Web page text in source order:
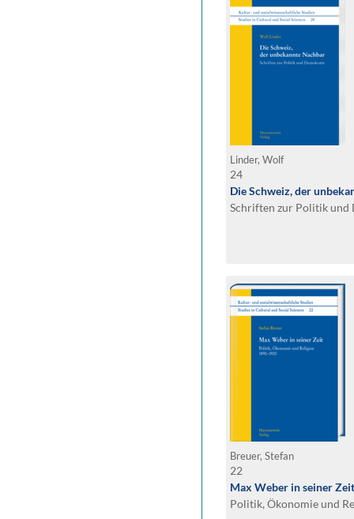
Linder, Wolf
24
Die Schweiz, der
Schriften zur Politik und
Breuer, Stefan
22
Max Weber in seiner Zeit
Politik, Ökonomie und